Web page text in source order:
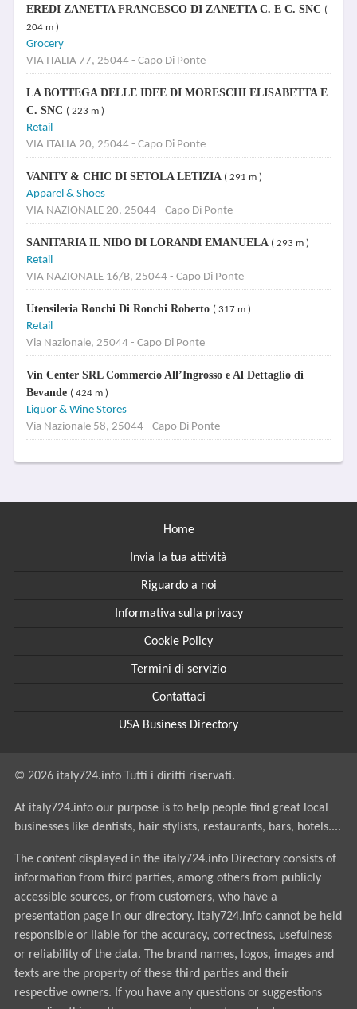
EREDI ZANETTA FRANCESCO DI ZANETTA C. E C. SNC (
204 m )
Grocery
VIA ITALIA 77, 25044 - Capo Di Ponte
LA BOTTEGA DELLE IDEE DI MORESCHI ELISABETTA E
C. SNC ( 223 m )
Retail
VIA ITALIA 20, 25044 - Capo Di Ponte
VANITY & CHIC DI SETOLA LETIZIA ( 291 m )
Apparel & Shoes
VIA NAZIONALE 20, 25044 - Capo Di Ponte
SANITARIA IL NIDO DI LORANDI EMANUELA ( 293 m )
Retail
VIA NAZIONALE 16/B, 25044 - Capo Di Ponte
Utensileria Ronchi Di Ronchi Roberto ( 317 m )
Retail
Via Nazionale, 25044 - Capo Di Ponte
Vin Center SRL Commercio All’Ingrosso e Al Dettaglio di
Bevande ( 424 m )
Liquor & Wine Stores
Via Nazionale 58, 25044 - Capo Di Ponte
Home
Invia la tua attività
Riguardo a noi
Informativa sulla privacy
Cookie Policy
Termini di servizio
Contattaci
USA Business Directory
© 2026 italy724.info Tutti i diritti riservati.
At italy724.info our purpose is to help people find great local
businesses like dentists, hair stylists, restaurants, bars, hotels....
The content displayed in the italy724.info Directory consists of
information from third parties, among others from publicly
accessible sources, or from customers, who have a
presentation page in our directory. italy724.info cannot be held
responsible or liable for the accuracy, correctness, usefulness
or reliability of the data. The brand names, logos, images and
texts are the property of these third parties and their
respective owners. If you have any questions or suggestions